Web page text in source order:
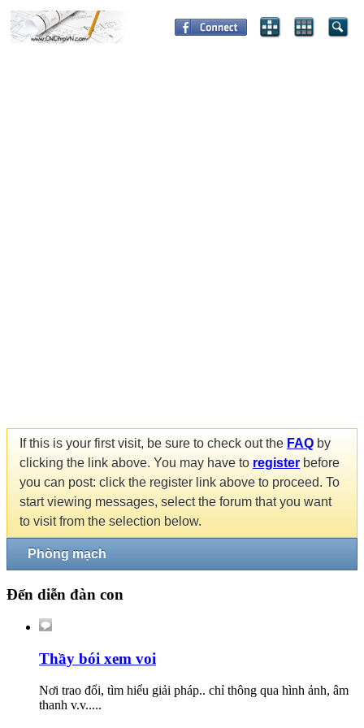
If this is your first visit, be sure to check out the FAQ by
clicking the link above. You may have to register before
you can post: click the register link above to proceed. To
start viewing messages, select the forum that you want
to visit from the selection below.
Phòng mạch
Đến diễn đàn con
Thầy bói xem voi
Nơi trao đổi, tìm hiểu giải pháp.. chỉ thông qua hình ảnh, âm
thanh v.v.....